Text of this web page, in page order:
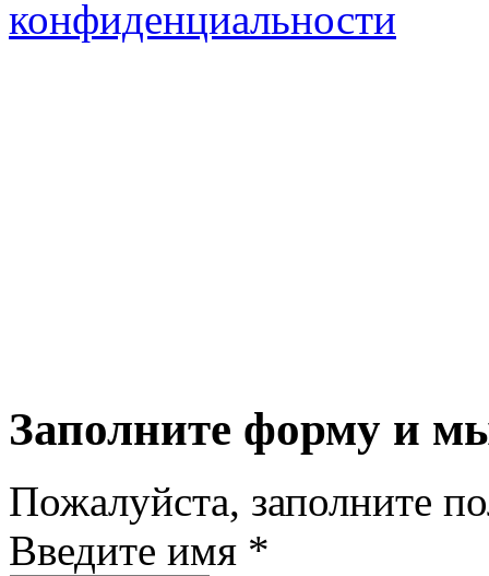
конфиденциальности
Заполните форму и
Пожалуйста, заполните
Введите имя *